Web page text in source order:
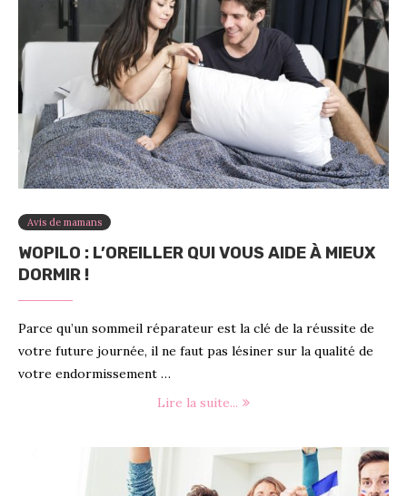
Avis de mamans
WOPILO : L’OREILLER QUI VOUS AIDE À MIEUX
DORMIR !
Parce qu’un sommeil réparateur est la clé de la réussite de
votre future journée, il ne faut pas lésiner sur la qualité de
votre endormissement …
Lire la suite...